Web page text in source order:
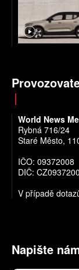
World News
Rybná 716/24
Staré Město,
IČO: 09372008
DIČ:
V případě
Napište